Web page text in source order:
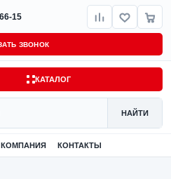
15
ЗВОНОК
КАТАЛОГ
НАЙТИ
КОМПАНИЯ КОНТАКТЫ